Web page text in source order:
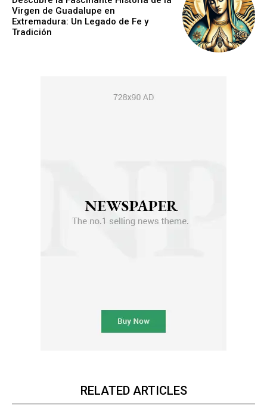
Virgen de Guadalupe en
Extremadura: Un Legado de Fe y
Tradición
RELATED ARTICLES